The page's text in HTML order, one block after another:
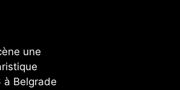
une
à Belgrade